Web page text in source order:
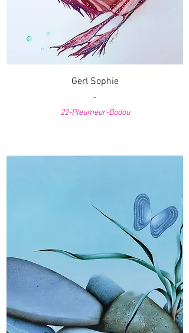
Gerl Sophie
-
22-Pleumeur-Bodou